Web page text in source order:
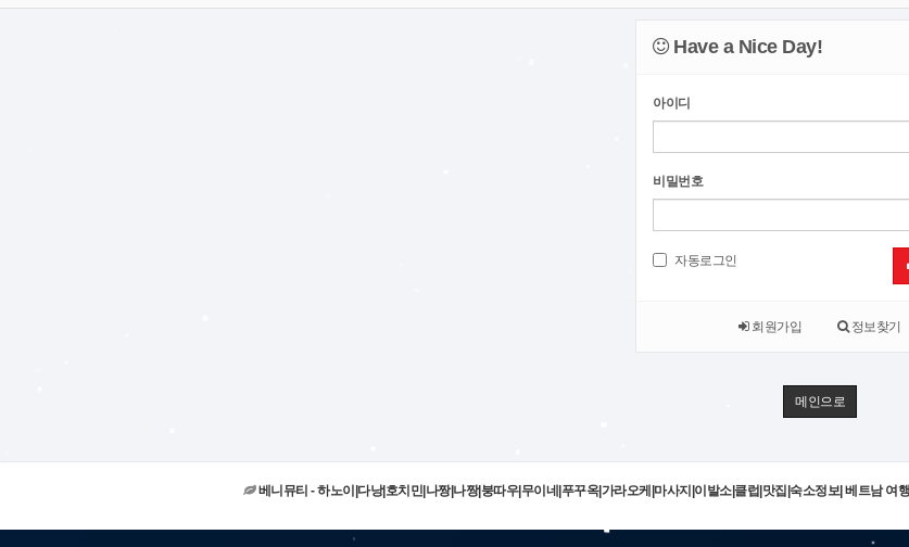
Have a Nice Day!
아이디
비밀번호
자동로그인
회원가입 정보찾기
메인으로
베니뮤티 - 하노이|다낭|호치민|나짱|나짱|붕따우|무이네|푸꾸옥|가라오케|마사지|이발소|클럽|맛집|숙소정보| 베트남